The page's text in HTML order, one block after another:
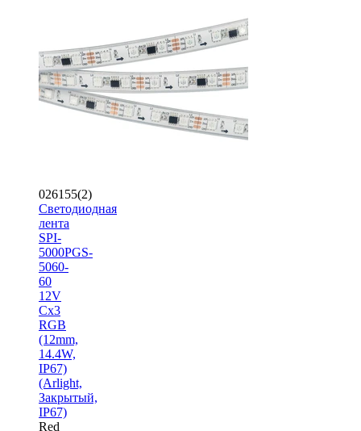
026155(2)
Светодиодная
лента
SPI-
5000PGS-
5060-
60
12V
Cx3
RGB
(12mm,
14.4W,
IP67)
(Arlight,
Закрытый,
IP67)
Red